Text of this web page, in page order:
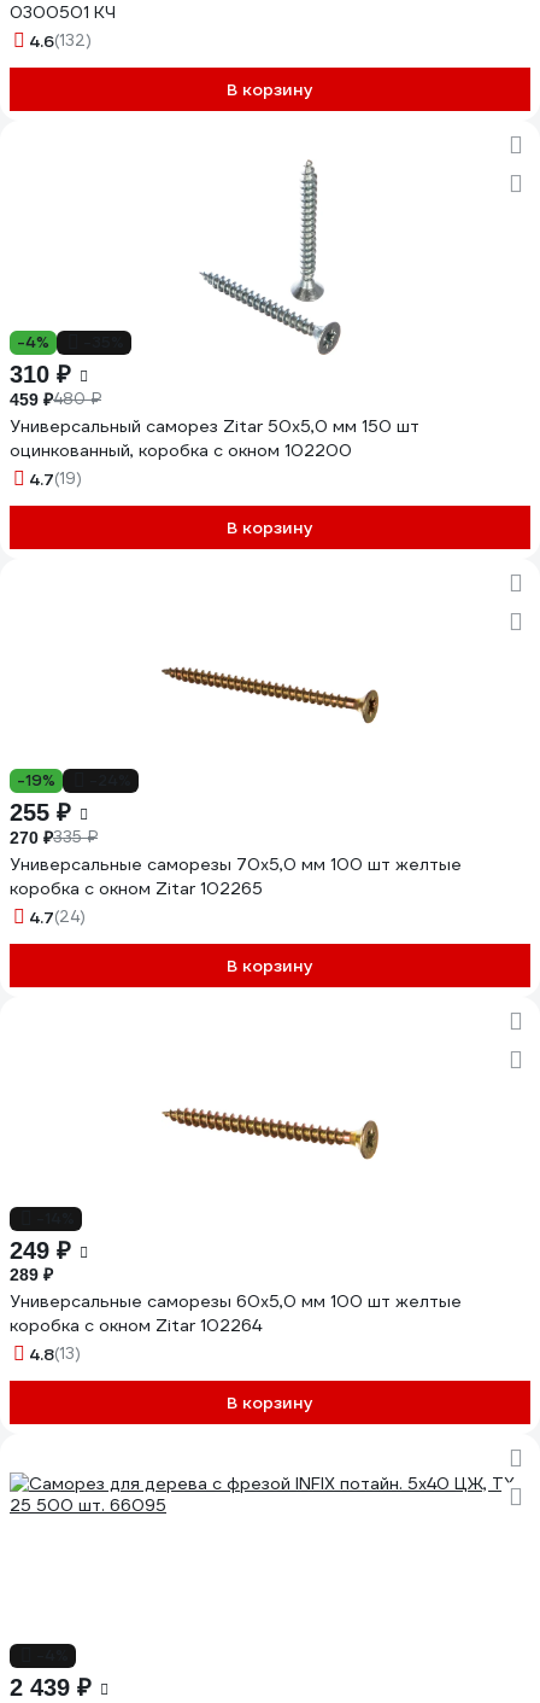
0300501 КЧ
4.6(132)
В корзину
-4%
310 ₽
459 ₽480 ₽
Универсальный саморез Zitar 50х5,0 мм 150 шт
оцинкованный, коробка с окном 102200
4.7(19)
В корзину
-19%
255 ₽
270 ₽335 ₽
Универсальные саморезы 70x5,0 мм 100 шт желтые
коробка с окном Zitar 102265
4.7(24)
В корзину
249 ₽
289 ₽
Универсальные саморезы 60x5,0 мм 100 шт желтые
коробка с окном Zitar 102264
4.8(13)
В корзину
2 439 ₽